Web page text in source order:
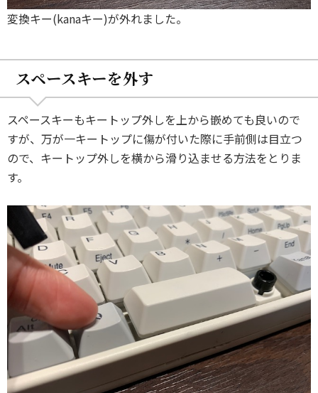
変換キー(kanaキー)が外れました。
スペースキーを外す
スペースキーもキートップ外しを上から嵌めても良いので
すが、万が一キートップに傷が付いた際に手前側は目立つ
ので、キートップ外しを横から滑り込ませる方法をとりま
す。